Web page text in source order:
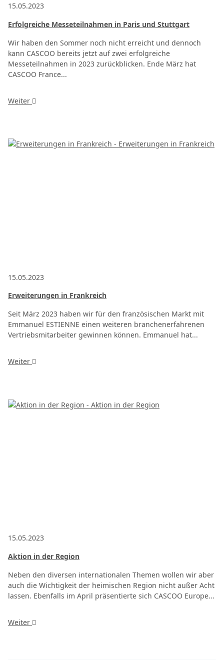
15.05.2023
Erfolgreiche Messeteilnahmen in Paris und Stuttgart
Wir haben den Sommer noch nicht erreicht und dennoch
kann CASCOO bereits jetzt auf zwei erfolgreiche
Messeteilnahmen in 2023 zurückblicken. Ende März hat
CASCOO France...
Weiter
15.05.2023
Erweiterungen in Frankreich
Seit März 2023 haben wir für den französischen Markt mit
Emmanuel ESTIENNE einen weiteren branchenerfahrenen
Vertriebsmitarbeiter gewinnen können. Emmanuel hat...
Weiter
15.05.2023
Aktion in der Region
Neben den diversen internationalen Themen wollen wir aber
auch die Wichtigkeit der heimischen Region nicht außer Acht
lassen. Ebenfalls im April präsentierte sich CASCOO Europe...
Weiter